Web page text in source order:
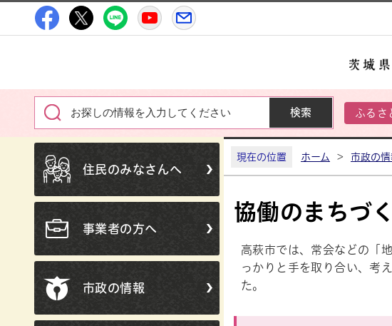
高萩市公式Facebook
高萩市公式X高萩市公式LINE
高萩市YouTube公式チャンネル
ふるさ
住民のみなさんへ
事業者の方へ
市政の情報
現在の位置 ホーム > 市政の情
協働のまちづ
高萩市では、常会などの「
っかりと手を取り合い、考
た。